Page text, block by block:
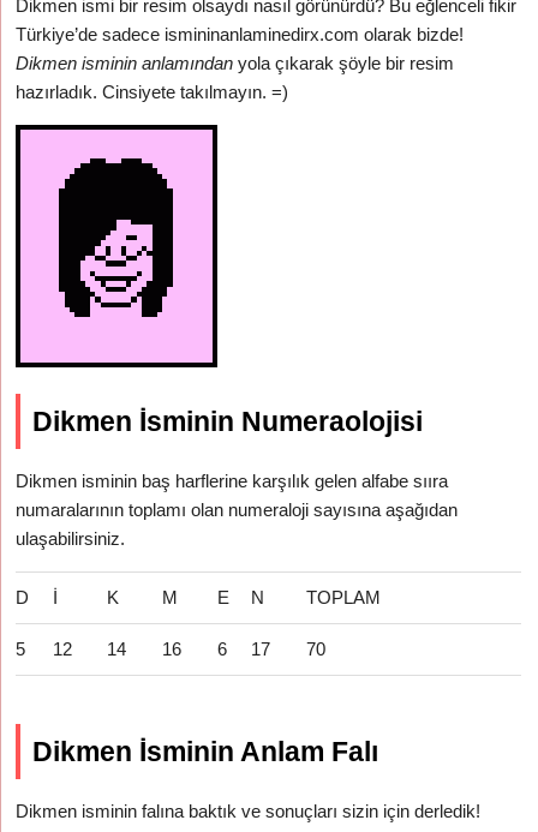
Dikmen ismi bir resim olsaydı nasıl görünürdü? Bu eğlenceli fikir
Türkiye’de sadece ismininanlaminedirx.com olarak bizde!
Dikmen isminin anlamından yola çıkarak şöyle bir resim
hazırladık. Cinsiyete takılmayın. =)
Dikmen İsminin Numeraolojisi
Dikmen isminin baş harflerine karşılık gelen alfabe sııra
numaralarının toplamı olan numeraloji sayısına aşağıdan
ulaşabilirsiniz.
D İ K M E N TOPLAM
5 12 14 16 6 17 70
Dikmen İsminin Anlam Falı
Dikmen isminin falına baktık ve sonuçları sizin için derledik!